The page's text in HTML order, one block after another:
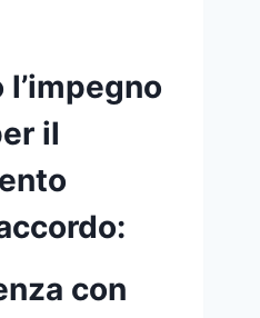
il
con